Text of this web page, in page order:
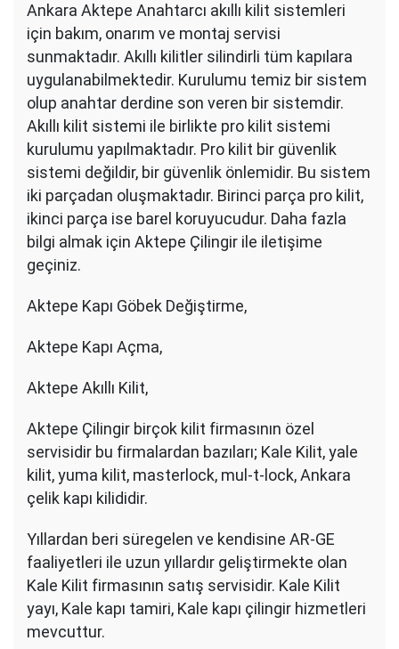
Ankara Aktepe Anahtarcı akıllı kilit sistemleri
için bakım, onarım ve montaj servisi
sunmaktadır. Akıllı kilitler silindirli tüm kapılara
uygulanabilmektedir. Kurulumu temiz bir sistem
olup anahtar derdine son veren bir sistemdir.
Akıllı kilit sistemi ile birlikte pro kilit sistemi
kurulumu yapılmaktadır. Pro kilit bir güvenlik
sistemi değildir, bir güvenlik önlemidir. Bu sistem
iki parçadan oluşmaktadır. Birinci parça pro kilit,
ikinci parça ise barel koruyucudur. Daha fazla
bilgi almak için Aktepe Çilingir ile iletişime
geçiniz.
Aktepe Kapı Göbek Değiştirme,
Aktepe Kapı Açma,
Aktepe Akıllı Kilit,
Aktepe Çilingir birçok kilit firmasının özel
servisidir bu firmalardan bazıları; Kale Kilit, yale
kilit, yuma kilit, masterlock, mul-t-lock, Ankara
çelik kapı kilididir.
Yıllardan beri süregelen ve kendisine AR-GE
faaliyetleri ile uzun yıllardır geliştirmekte olan
Kale Kilit firmasının satış servisidir. Kale Kilit
yayı, Kale kapı tamiri, Kale kapı çilingir hizmetleri
mevcuttur.